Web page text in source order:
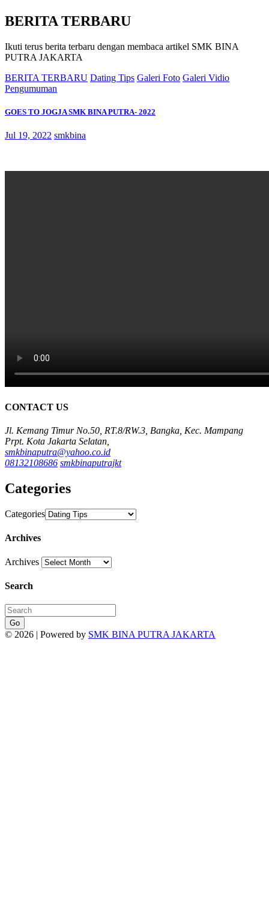
BERITA TERBARU
Ikuti terus berita terbaru dengan membaca artikel SMK BINA
PUTRA JAKARTA
BERITA TERBARU Dating Tips Galeri Foto Galeri Vidio
Pengumuman
GOES TO JOGJA SMK BINA PUTRA- 2022
Jul 19, 2022 smkbina
CONTACT US
Jl. Kemang Timur No.50, RT.8/RW.3, Bangka, Kec. Mampang
Prpt. Kota Jakarta Selatan,
smkbinaputra@yahoo.co.id
08132108686 smkbinaputrajkt
Categories
Categories
Archives
Archives
Search
Go
© 2026 | Powered by SMK BINA PUTRA JAKARTA